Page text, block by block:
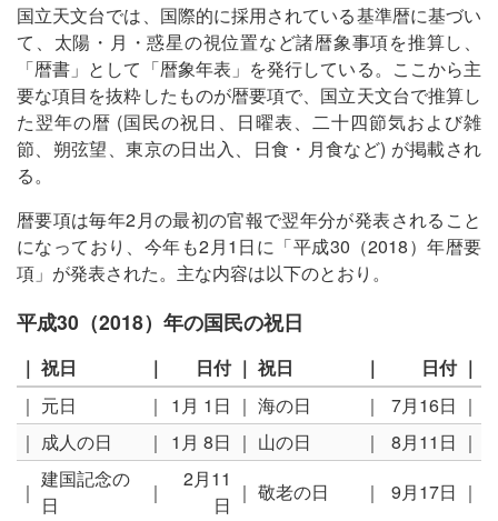
国立天文台では、国際的に採用されている基準暦に基づい
て、太陽・月・惑星の視位置など諸暦象事項を推算し、
「暦書」として「暦象年表」を発行している。ここから主
要な項目を抜粋したものが暦要項で、国立天文台で推算し
た翌年の暦 (国民の祝日、日曜表、二十四節気および雑
節、朔弦望、東京の日出入、日食・月食など) が掲載され
る。
暦要項は毎年2月の最初の官報で翌年分が発表されること
になっており、今年も2月1日に「平成30（2018）年暦要
項」が発表された。主な内容は以下のとおり。
平成30（2018）年の国民の祝日
｜ 祝日 ｜ 日付 ｜ 祝日 ｜ 日付 ｜
｜ 元日 ｜ 1月 1日 ｜ 海の日 ｜ 7月16日 ｜
｜ 成人の日 ｜ 1月 8日 ｜ 山の日 ｜ 8月11日 ｜
｜
建国記念の
日
｜
2月11
日
｜ 敬老の日 ｜ 9月17日 ｜